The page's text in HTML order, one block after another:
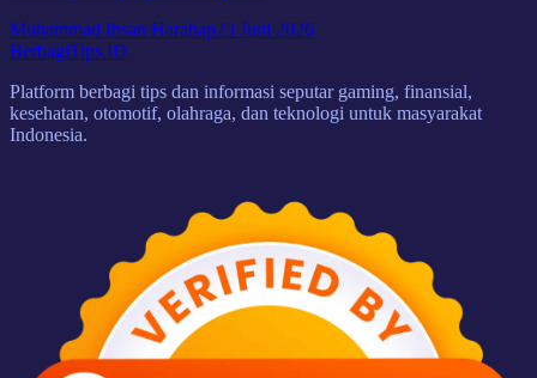
Muhammad Ihsan Harahap23 Juni 2026
BerbagiTips.ID
Platform berbagi tips dan informasi seputar gaming, finansial,
kesehatan, otomotif, olahraga, dan teknologi untuk masyarakat
Indonesia.